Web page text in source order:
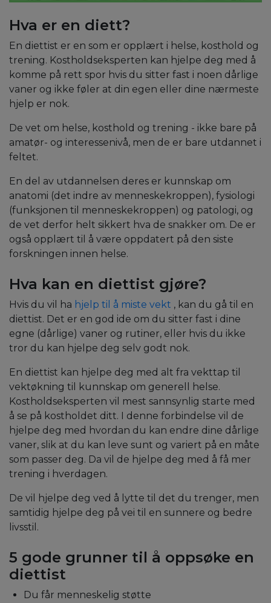
Hva er en diett?
En diettist er en som er opplært i helse, kosthold og
trening. Kostholdseksperten kan hjelpe deg med å
komme på rett spor hvis du sitter fast i noen dårlige
vaner og ikke føler at din egen eller dine nærmeste
hjelp er nok.
De vet om helse, kosthold og trening - ikke bare på
amatør- og interessenivå, men de er bare utdannet i
feltet.
En del av utdannelsen deres er kunnskap om
anatomi (det indre av menneskekroppen), fysiologi
(funksjonen til menneskekroppen) og patologi, og
de vet derfor helt sikkert hva de snakker om. De er
også opplært til å være oppdatert på den siste
forskningen innen helse.
Hva kan en diettist gjøre?
Hvis du vil ha hjelp til å miste vekt , kan du gå til en
diettist. Det er en god ide om du sitter fast i dine
egne (dårlige) vaner og rutiner, eller hvis du ikke
tror du kan hjelpe deg selv godt nok.
En diettist kan hjelpe deg med alt fra vekttap til
vektøkning til kunnskap om generell helse.
Kostholdseksperten vil mest sannsynlig starte med
å se på kostholdet ditt. I denne forbindelse vil de
hjelpe deg med hvordan du kan endre dine dårlige
vaner, slik at du kan leve sunt og variert på en måte
som passer deg. Da vil de hjelpe deg med å få mer
trening i hverdagen.
De vil hjelpe deg ved å lytte til det du trenger, men
samtidig hjelpe deg på vei til en sunnere og bedre
livsstil.
5 gode grunner til å oppsøke en
diettist
Du får menneskelig støtte